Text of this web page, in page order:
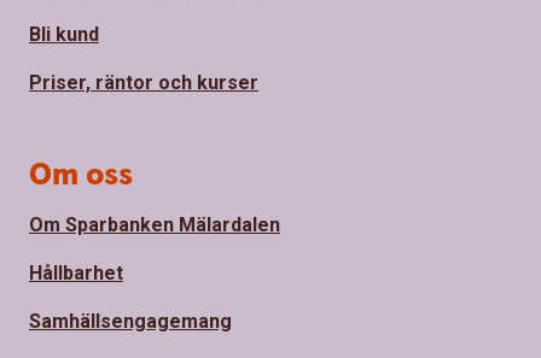
Bli kund
Priser, räntor och kurser
Om oss
Om Sparbanken Mälardalen
Hållbarhet
Samhällsengagemang